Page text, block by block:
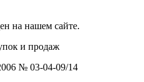
на нашем сайте.
и продаж
№ 03-04-09/14